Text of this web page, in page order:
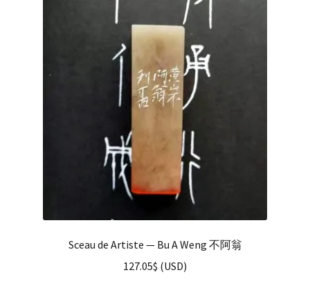
Sceau de Artiste — Bu A Weng 不阿翁
127.05$ (USD)